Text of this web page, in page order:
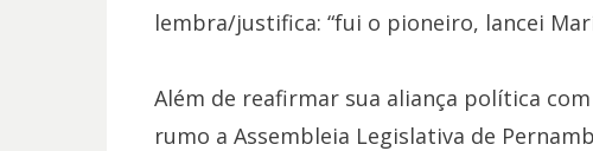
lembra/justifica: “fui o pioneiro, lancei
Além de reafirmar sua aliança política
rumo a Assembleia Legislativa de